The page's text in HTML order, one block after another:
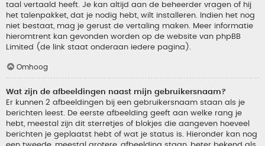
taal vertaald heeft. Je kan altijd aan de beheerder vragen of hij
het talenpakket, dat je nodig hebt, wilt installeren. Indien het nog
niet bestaat, mag je gerust de vertaling maken. Meer informatie
hieromtrent kan gevonden worden op de website van phpBB
Limited (de link staat onderaan iedere pagina).
Omhoog
Wat zijn de afbeeldingen naast mijn gebruikersnaam?
Er kunnen 2 afbeeldingen bij een gebruikersnaam staan als je
berichten leest. De eerste afbeelding geeft aan welke rang je
hebt, meestal zijn dit sterretjes of blokjes die aangeven hoeveel
berichten je geplaatst hebt of wat je status is. Hieronder kan nog